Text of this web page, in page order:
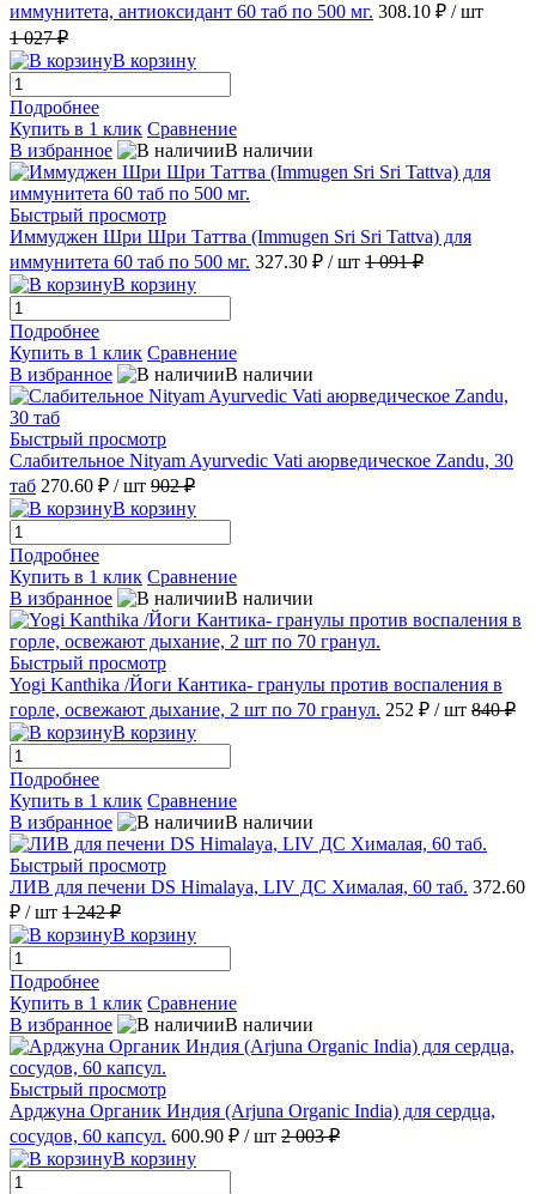
иммунитета, антиоксидант 60 таб по 500 мг. 308.10 ₽ / шт
1 027 ₽
В корзину
Подробнее
Купить в 1 клик Сравнение
В избранное
В наличии
Быстрый просмотр
Иммуджен Шри Шри Таттва (Immugen Sri Sri Tattva) для
иммунитета 60 таб по 500 мг. 327.30 ₽ / шт 1 091 ₽
В корзину
Подробнее
Купить в 1 клик Сравнение
В избранное
В наличии
Быстрый просмотр
Слабительное Nityam Ayurvedic Vati аюрведическое Zandu, 30
таб 270.60 ₽ / шт 902 ₽
В корзину
Подробнее
Купить в 1 клик Сравнение
В избранное
В наличии
Быстрый просмотр
Yogi Kanthika /Йоги Кантика- гранулы против воспаления в
горле, освежают дыхание, 2 шт по 70 гранул. 252 ₽ / шт 840 ₽
В корзину
Подробнее
Купить в 1 клик Сравнение
В избранное
В наличии
Быстрый просмотр
ЛИВ для печени DS Himalaya, LIV ДС Хималая, 60 таб. 372.60
₽ / шт 1 242 ₽
В корзину
Подробнее
Купить в 1 клик Сравнение
В избранное
В наличии
Быстрый просмотр
Арджуна Органик Индия (Arjuna Organic India) для сердца,
сосудов, 60 капсул. 600.90 ₽ / шт 2 003 ₽
В корзину